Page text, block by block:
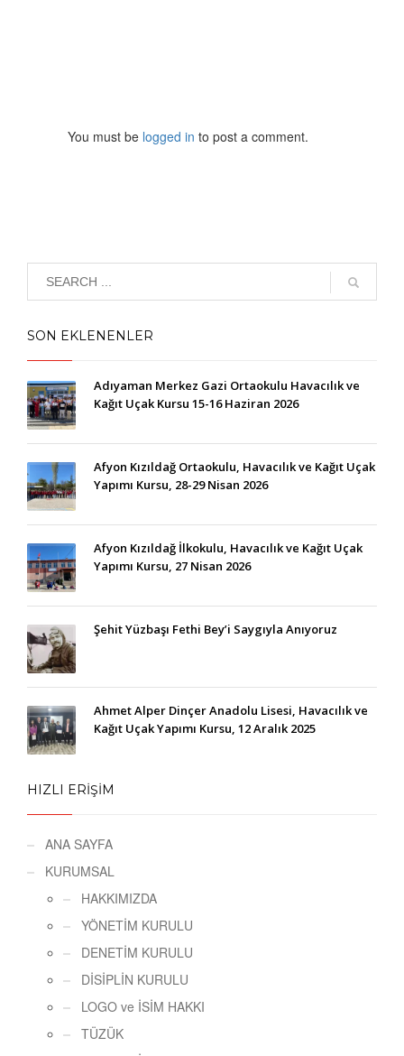
You must be logged in to post a comment.
SON EKLENENLER
Adıyaman Merkez Gazi Ortaokulu Havacılık ve
Kağıt Uçak Kursu 15-16 Haziran 2026
Afyon Kızıldağ Ortaokulu, Havacılık ve Kağıt Uçak
Yapımı Kursu, 28-29 Nisan 2026
Afyon Kızıldağ İlkokulu, Havacılık ve Kağıt Uçak
Yapımı Kursu, 27 Nisan 2026
Şehit Yüzbaşı Fethi Bey’i Saygıyla Anıyoruz
Ahmet Alper Dinçer Anadolu Lisesi, Havacılık ve
Kağıt Uçak Yapımı Kursu, 12 Aralık 2025
HIZLI ERİŞİM
ANA SAYFA
KURUMSAL
HAKKIMIZDA
YÖNETİM KURULU
DENETİM KURULU
DİSİPLİN KURULU
LOGO ve İSİM HAKKI
TÜZÜK